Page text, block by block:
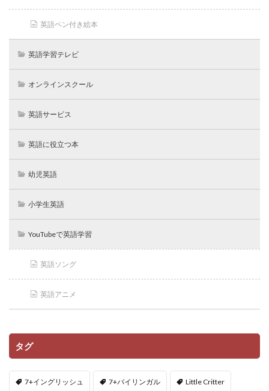
英語ペン付き絵本
英語学習テレビ
オンラインスクール
英語サービス
英語に役立つ本
幼児英語
小学生英語
YouTubeで英語学習
英語ソング
英語アニメ
タグ
7+イングリッシュ 7+バイリンガル Little Critter